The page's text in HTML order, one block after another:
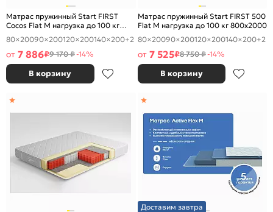
Матрас пружинный Start FIRST
Cocos Flat M нагрузка до 100 кг
800x2000
80×20090×200120×200140×200+2
от 7 886₽9 170 ₽-14%
В корзину
Матрас пружинный Start FIRST 500
Flat M нагрузка до 100 кг 800x2000
80×20090×200120×200140×200+2
от 7 525₽8 750 ₽-14%
В корзину
Доставим завтра